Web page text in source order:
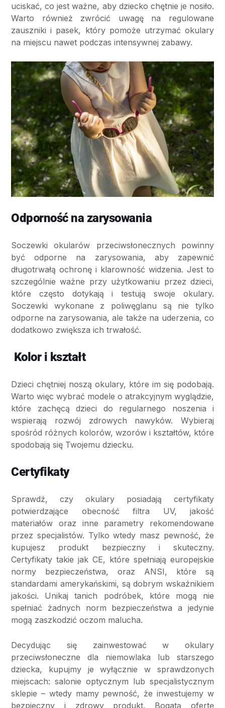
uciskać, co jest ważne, aby dziecko chętnie je nosiło.
Warto również zwrócić uwagę na regulowane
zauszniki i pasek, który pomoże utrzymać okulary
na miejscu nawet podczas intensywnej zabawy.
Odporność na zarysowania
Soczewki okularów przeciwsłonecznych powinny
być odporne na zarysowania, aby zapewnić
długotrwałą ochronę i klarowność widzenia. Jest to
szczególnie ważne przy użytkowaniu przez dzieci,
które często dotykają i testują swoje okulary.
Soczewki wykonane z poliwęglanu są nie tylko
odporne na zarysowania, ale także na uderzenia, co
dodatkowo zwiększa ich trwałość.
Kolor i kształt
Dzieci chętniej noszą okulary, które im się podobają.
Warto więc wybrać modele o atrakcyjnym wyglądzie,
które zachęcą dzieci do regularnego noszenia i
wspierają rozwój zdrowych nawyków. Wybieraj
spośród różnych kolorów, wzorów i kształtów, które
spodobają się Twojemu dziecku.
Certyfikaty
Sprawdź, czy okulary posiadają certyfikaty
potwierdzające obecność filtra UV, jakość
materiałów oraz inne parametry rekomendowane
przez specjalistów. Tylko wtedy masz pewność, że
kupujesz produkt bezpieczny i skuteczny.
Certyfikaty takie jak CE, które spełniają europejskie
normy bezpieczeństwa, oraz ANSI, które są
standardami amerykańskimi, są dobrym wskaźnikiem
jakości. Unikaj tanich podróbek, które mogą nie
spełniać żadnych norm bezpieczeństwa a jedynie
mogą zaszkodzić oczom malucha.
Decydując się zainwestować w okulary
przeciwsłoneczne dla niemowlaka lub starszego
dziecka, kupujmy je wyłącznie w sprawdzonych
miejscach: salonie optycznym lub specjalistycznym
sklepie – wtedy mamy pewność, że inwestujemy w
bezpieczny i zdrowy produkt. Bogatą ofertę